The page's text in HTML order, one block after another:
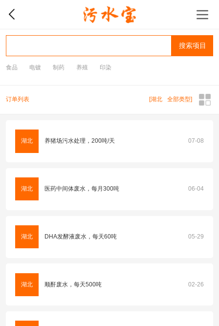
搜索项目
食品 电镀 制药 养殖 印染
订单列表 [湖北 全部类型]
湖北 养猪场污水处理，200吨/天 07-08
湖北 医药中间体废水，每月300吨 06-04
湖北 DHA发酵液废水，每天60吨 05-29
湖北 顺酐废水，每天500吨 02-26